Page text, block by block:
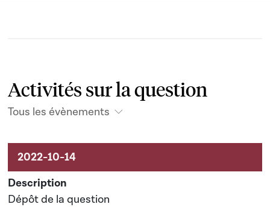
Activités sur la question
Tous les évènements
Activités liées au dossier
Dépôt de la question